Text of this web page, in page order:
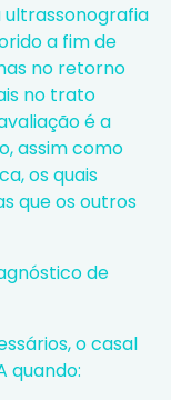
a fim de
no retorno
no trato
é a
assim como
os quais
que os outros
de
o casal
quando: